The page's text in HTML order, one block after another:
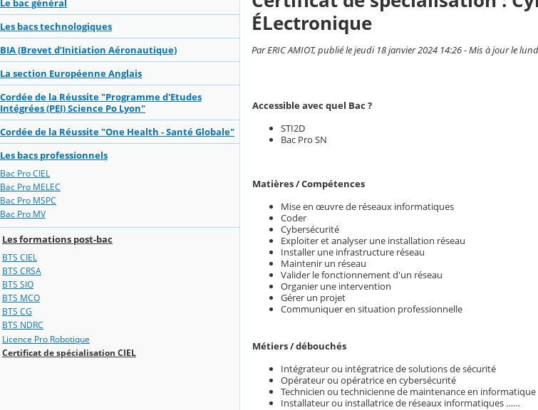
Le bac général
Les bacs technologiques
BIA (Brevet d’Initiation Aéronautique)
La section Européenne Anglais
Cordée de la Réussite "Programme d'Etudes
Intégrées (PEI) Science Po Lyon"
Cordée de la Réussite "One Health - Santé Globale"
Les bacs professionnels
Bac Pro CIEL
Bac Pro MELEC
Bac Pro MSPC
Bac Pro MV
Les formations post-bac
BTS CIEL
BTS CRSA
BTS SIO
BTS MCO
BTS CG
BTS NDRC
Licence Pro Robotique
Certificat de spécialisation CIEL
ÉLectronique
Par ERIC AMIOT, publié le jeudi 18 janvier 2024 14:26 - Mis à jour le
Accessible avec quel Bac ?
STI2D
Bac Pro SN
Matières / Compétences
Mise en œuvre de réseaux informatiques
Coder
Cybersécurité
Exploiter et analyser une installation réseau
Installer une infrastructure réseau
Maintenir un réseau
Valider le fonctionnement d'un réseau
Organier une intervention
Gérer un projet
Communiquer en situation professionnelle
Métiers / débouchés
Intégrateur ou intégratrice de solutions de sécurité
Opérateur ou opératrice en cybersécurité
Technicien ou technicienne de maintenance en informatique
Installateur ou installatrice de réseaux informatiques ……